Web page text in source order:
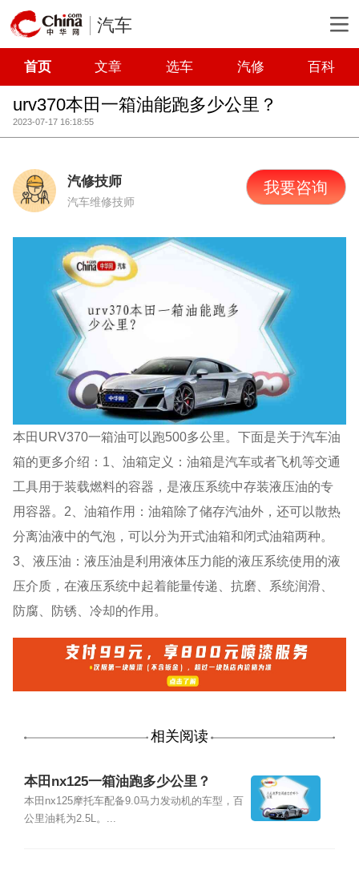
汽车
首页 文章 选车 汽修 百科
urv370本田一箱油能跑多少公里？
2023-07-17 16:18:55
汽修技师
汽车维修技师
我要咨询
本田URV370一箱油可以跑500多公里。下面是关于汽车油
箱的更多介绍：1、油箱定义：油箱是汽车或者飞机等交通
工具用于装载燃料的容器，是液压系统中存装液压油的专
用容器。2、油箱作用：油箱除了储存汽油外，还可以散热
分离油液中的气泡，可以分为开式油箱和闭式油箱两种。
3、液压油：液压油是利用液体压力能的液压系统使用的液
压介质，在液压系统中起着能量传递、抗磨、系统润滑、
防腐、防锈、冷却的作用。
相关阅读
本田nx125一箱油跑多少公里？
本田nx125摩托车配备9.0马力发动机的车型，百
公里油耗为2.5L。...